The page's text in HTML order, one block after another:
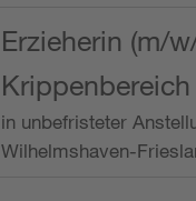
Erzieherin (m/
Krippenbereich
in unbefristeter
Wilhelmshaven-